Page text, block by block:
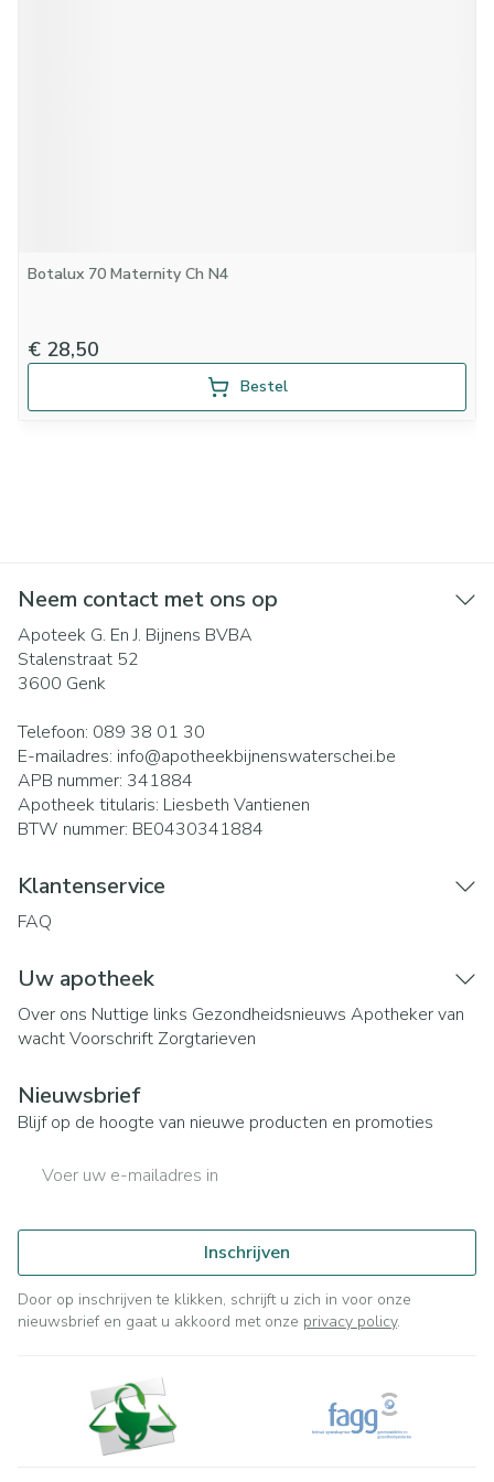
Botalux 70 Maternity Ch N4
€ 28,50
Bestel
Neem contact met ons op
Apoteek G. En J. Bijnens BVBA
Stalenstraat 52
3600 Genk
Telefoon: 089 38 01 30
E-mailadres: info@apotheekbijnenswaterschei.be
APB nummer: 341884
Apotheek titularis: Liesbeth Vantienen
BTW nummer: BE0430341884
Klantenservice
FAQ
Uw apotheek
Over ons Nuttige links Gezondheidsnieuws Apotheker van
wachtVoorschrift Zorgtarieven
Nieuwsbrief
Blijf op de hoogte van nieuwe producten en promoties
Inschrijven
Door op inschrijven te klikken, schrijft u zich in voor onze
nieuwsbrief en gaat u akkoord met onze privacy policy.